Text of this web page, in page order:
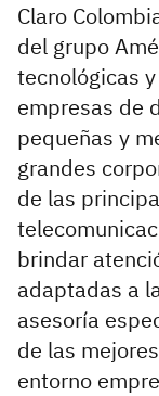
Claro
del grupo
tecnológicas
empresas de
pequeñas y
grandes
de las
brindar
adaptadas a
asesoría
de las
entorno